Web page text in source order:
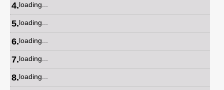
4.loading...
5.loading...
6.loading...
7.loading...
8.loading...